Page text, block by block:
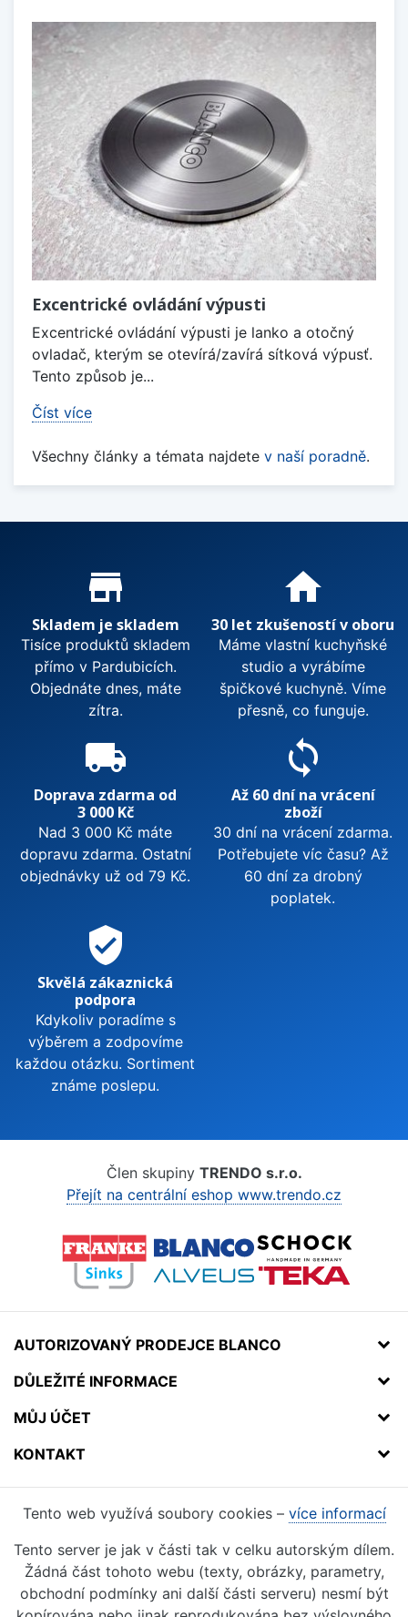
Excentrické ovládání výpusti
Excentrické ovládání výpusti je lanko a otočný
ovladač, kterým se otevírá/zavírá sítková výpusť.
Tento způsob je...
Číst více
Všechny články a témata najdete v naší poradně.
Proč nakupovat u nás?
store_mall_directory
Skladem je skladem
Tisíce produktů skladem
přímo v Pardubicích.
Objednáte dnes, máte
zítra.
home
30 let zkušeností v oboru
Máme vlastní kuchyňské
studio a vyrábíme
špičkové kuchyně. Víme
přesně, co funguje.
local_shipping
Doprava zdarma od
3 000 Kč
Nad 3 000 Kč máte
dopravu zdarma. Ostatní
objednávky už od 79 Kč.
sync
Až 60 dní na vrácení
zboží
30 dní na vrácení zdarma.
Potřebujete víc času? Až
60 dní za drobný
poplatek.
verified_user
Skvělá zákaznická
podpora
Kdykoliv poradíme s
výběrem a zodpovíme
každou otázku. Sortiment
známe poslepu.
Člen skupiny TRENDO s.r.o.
Přejít na centrální eshop www.trendo.cz
AUTORIZOVANÝ PRODEJCE BLANCO
DŮLEŽITÉ INFORMACE
MŮJ ÚČET
KONTAKT
Tento web využívá soubory cookies – více informací
Tento server je jak v části tak v celku autorským dílem.
Žádná část tohoto webu (texty, obrázky, parametry,
obchodní podmínky ani další části serveru) nesmí být